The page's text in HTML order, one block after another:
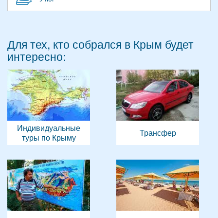
Для тех, кто собрался в Крым будет
интересно:
Индивидуальные
туры по Крыму
Трансфер